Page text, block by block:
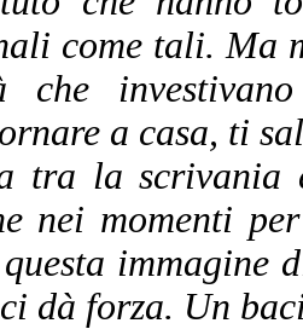
come tali. Ma
che
a casa, ti
tra la scrivania
nei momenti
immagine
dà forza. Un